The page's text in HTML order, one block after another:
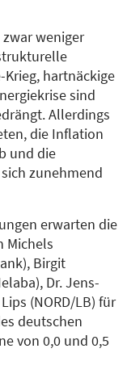
weniger
hartnäckige
sind
Allerdings
die Inflation
und die
zunehmend
erwarten die
Michels
Birgit
Dr. Jens-
(NORD/LB) für
deutschen
von 0,0 und 0,5